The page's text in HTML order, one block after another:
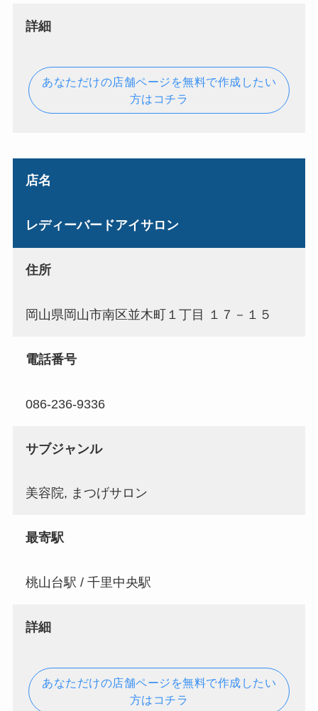
詳細
あなただけの店舗ページを無料で作成したい
方はコチラ
店名
レディーバードアイサロン
住所
岡山県岡山市南区並木町１丁目 １７－１５
電話番号
086-236-9336
サブジャンル
美容院, まつげサロン
最寄駅
桃山台駅 / 千里中央駅
詳細
あなただけの店舗ページを無料で作成したい
方はコチラ